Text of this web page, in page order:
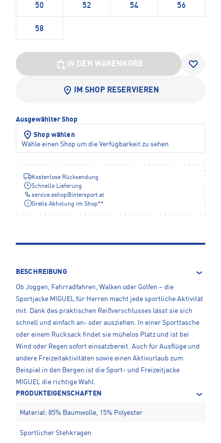
50 52 54 56
58
IN DEN WARENKORB
IM SHOP RESERVIEREN
Ausgewählter Shop
Shop wählen
Wähle einen Shop um die Verfügbarkeit zu sehen
Kostenlose Rücksendung
Schnelle Lieferung
service.eshop@intersport.at
Gratis Abholung im Shop**
BESCHREIBUNG
Ob Joggen, Fahrradfahren, Walken oder Golfen – die
Sportjacke MIGUEL für Herren macht jede sportliche Aktivität
mit. Dank des praktischen Reißverschlusses lässt sie sich
schnell und einfach an- oder ausziehen. In einer Sporttasche
oder einem Rucksack findet sie mühelos Platz und ist bei
Wind oder Regen sofort einsatzbereit. Auch für Ausflüge und
andere Freizeitaktivitäten sowie einen Aktivurlaub zum
Beispiel in den Bergen ist die Sport- und Freizeitjacke
MIGUEL die richtige Wahl.
PRODUKTEIGENSCHAFTEN
Material: 85% Baumwolle, 15% Polyester
Sportlicher Stehkragen